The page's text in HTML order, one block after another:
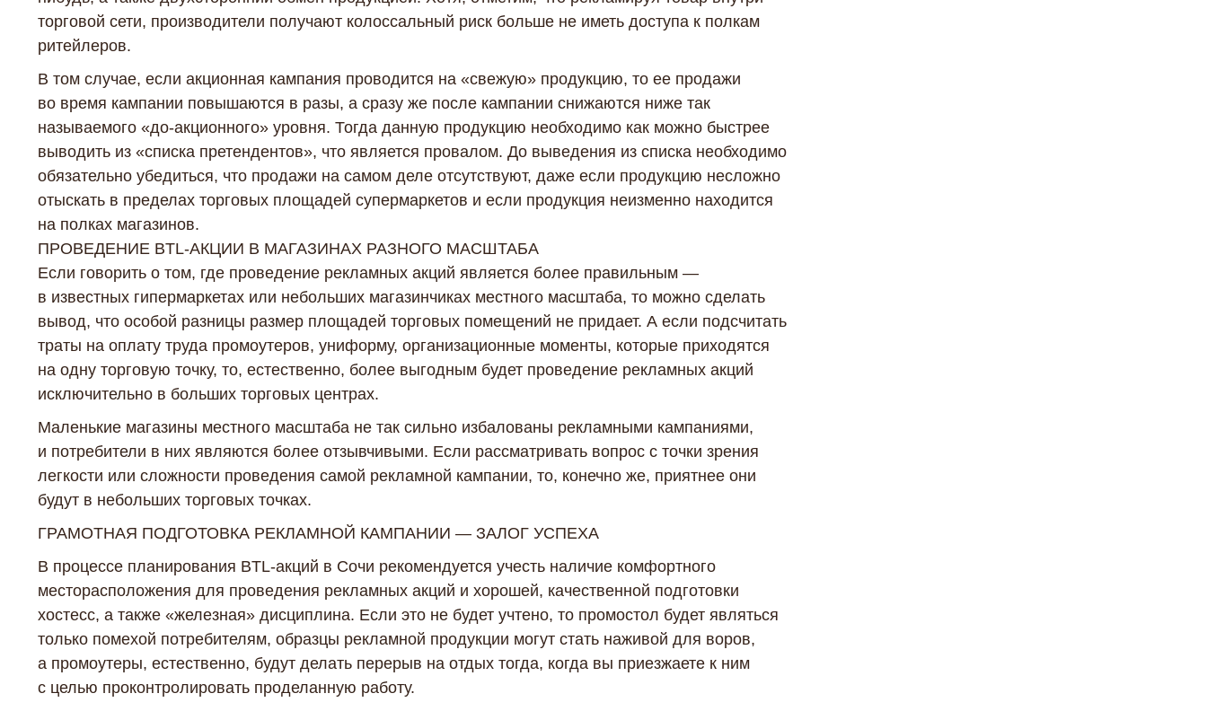
торговой сети, производители получают колоссальный риск больше не иметь доступа к полкам
ритейлеров.
В том случае, если акционная кампания проводится на «свежую» продукцию, то ее продажи
во время кампании повышаются в разы, а сразу же после кампании снижаются ниже так
называемого «до-акционного» уровня. Тогда данную продукцию необходимо как можно быстрее
выводить из «списка претендентов», что является провалом. До выведения из списка необходимо
обязательно убедиться, что продажи на самом деле отсутствуют, даже если продукцию несложно
отыскать в пределах торговых площадей супермаркетов и если продукция неизменно находится
на полках магазинов.
ПРОВЕДЕНИЕ BTL-АКЦИИ В МАГАЗИНАХ РАЗНОГО МАСШТАБА
Если говорить о том, где проведение рекламных акций является более правильным —
в известных гипермаркетах или небольших магазинчиках местного масштаба, то можно сделать
вывод, что особой разницы размер площадей торговых помещений не придает. А если подсчитать
траты на оплату труда промоутеров, униформу, организационные моменты, которые приходятся
на одну торговую точку, то, естественно, более выгодным будет проведение рекламных акций
исключительно в больших торговых центрах.
Маленькие магазины местного масштаба не так сильно избалованы рекламными кампаниями,
и потребители в них являются более отзывчивыми. Если рассматривать вопрос с точки зрения
легкости или сложности проведения самой рекламной кампании, то, конечно же, приятнее они
будут в небольших торговых точках.
ГРАМОТНАЯ ПОДГОТОВКА РЕКЛАМНОЙ КАМПАНИИ — ЗАЛОГ УСПЕХА
В процессе планирования BTL-акций в Сочи рекомендуется учесть наличие комфортного
месторасположения для проведения рекламных акций и хорошей, качественной подготовки
хостесс, а также «железная» дисциплина. Если это не будет учтено, то промостол будет являться
только помехой потребителям, образцы рекламной продукции могут стать наживой для воров,
а промоутеры, естественно, будут делать перерыв на отдых тогда, когда вы приезжаете к ним
с целью проконтролировать проделанную работу.
обращения согласноПолитике обработки персональных
данныхиСогласию на обработку персональных данных.